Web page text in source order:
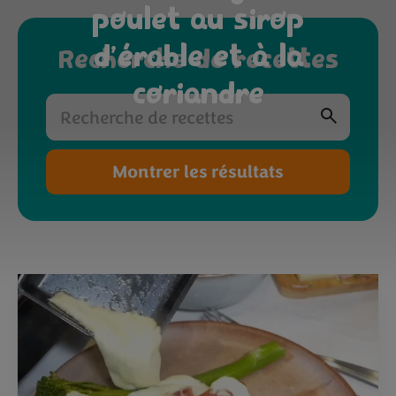
poulet au sirop
d’érable et à la
coriandre
Recherche de recettes
Montrer les résultats